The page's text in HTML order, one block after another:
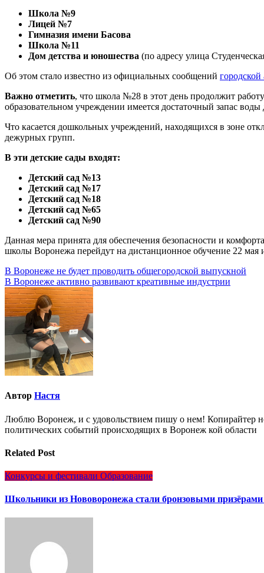
Школа №9
Лицей №7
Гимназия имени Басова
Школа №11
Дом детства и юношества (по адресу улица
Об этом стало известно из официальных сообщений
Важно отметить, что школа №28 в этот день продолжит
образовательном учреждении имеется достаточный запас
Что касается дошкольных учреждений, находящихся в зоне
дежурных групп.
В эти детские сады входят:
Детский сад №13
Детский сад №17
Детский сад №18
Детский сад №65
Детский сад №90
Данная мера принята для обеспечения безопасности и
школы Воронежа перейдут на дистанционное обучение 22 мая
Навигация
по
записям
В Воронеже не будет проводить общегородской выпускной
В Воронеже активно развивают креативные индустрии
Автор Настя
Люблю Воронеж, и с удовольствием пишу о нем! Копирайтер
политических событий происходящих в Воронеж кой области
Related Post
Конкурсы и фестивали Образование
Школьники из Нововоронежа стали бронзовыми призёрами